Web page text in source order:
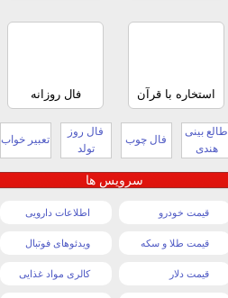
استخاره با قرآن فال روزانه
طالع بینی
هندی
فال چوب
فال روز
تولد
تعبیر خواب
سرویس ها
قیمت خودرو اطلاعات دارویی
قیمت طلا و سکه ویدئوهای فوتبال
قیمت دلار کالری مواد غذایی